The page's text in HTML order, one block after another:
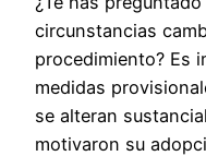
circunstancias
procedimiento? Es
medidas
se alteran
motivaron su